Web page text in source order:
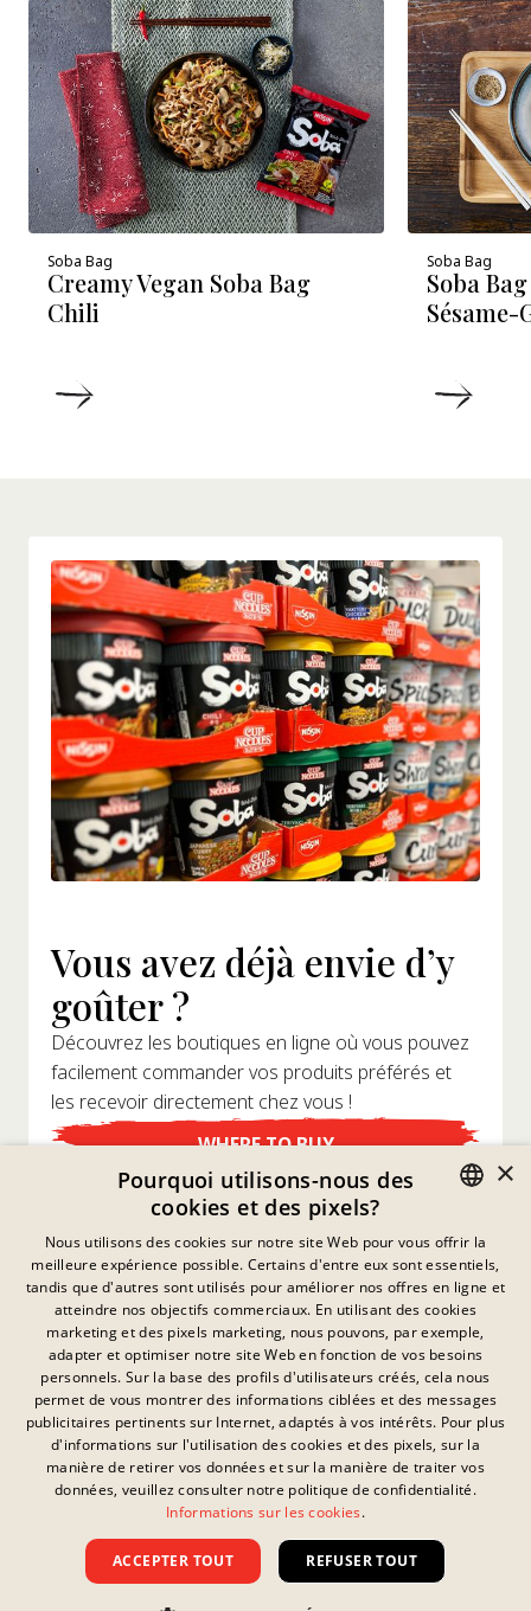
Soba Bag
Creamy Vegan Soba Bag
Chili
Soba Bag
Soba
Sésame-
Vous avez déjà envie d’y
goûter ?
Découvrez les boutiques en ligne où vous pouvez
facilement commander vos produits préférés et
les recevoir directement chez vous !
WHERE TO BUY
Déclaration De Confidentialité
Empreinte
Mentions Légales
Contact
Cookies
FAQ
Téléchargements
Signalement Confidentiel
Ce lien n'a aucun
contenu disponible.
Termes Et Conditions
GERMAN
FRENCH
DANISH
SWEDISH
HUNGARIAN
ITALIAN
×
Pourquoi utilisons-nous des
cookies et des pixels?
Nous utilisons des cookies sur notre site Web pour vous offrir la
meilleure expérience possible. Certains d'entre eux sont essentiels,
tandis que d'autres sont utilisés pour améliorer nos offres en ligne et
atteindre nos objectifs commerciaux. En utilisant des cookies
marketing et des pixels marketing, nous pouvons, par exemple,
adapter et optimiser notre site Web en fonction de vos besoins
personnels. Sur la base des profils d'utilisateurs créés, cela nous
permet de vous montrer des informations ciblées et des messages
publicitaires pertinents sur Internet, adaptés à vos intérêts. Pour plus
d'informations sur l'utilisation des cookies et des pixels, sur la
manière de retirer vos données et sur la manière de traiter vos
données, veuillez consulter notre politique de confidentialité.
Informations sur les cookies.
ACCEPTER TOUT REFUSER TOUT